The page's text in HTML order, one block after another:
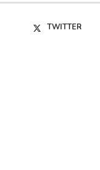
TWITTER